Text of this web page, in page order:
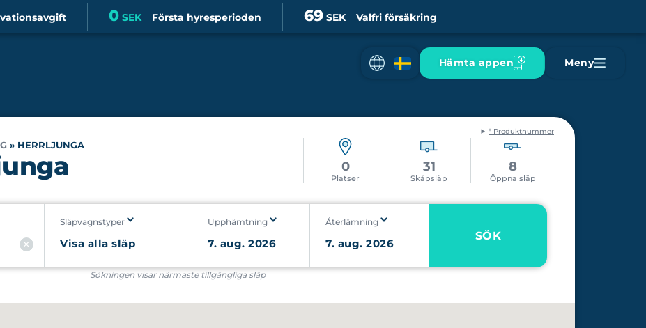
Första hyresperioden
0 SEK Valfri försäkring
69 SEK
Hämta appen Meny
* Produktnummer
» HERRLJUNGA
0
Platser
31
Skåpsläp
8
Öppna släp
Släpvagnstyper Upphämtning Återlämning
SÖK
Sökningen visar närmaste tillgängliga släp